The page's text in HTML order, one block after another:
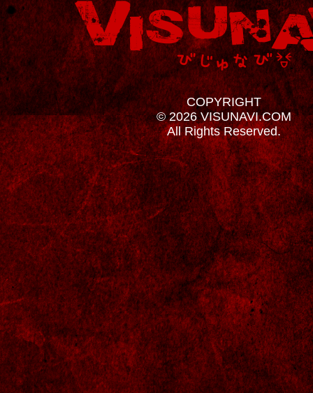
COPYRIGHT
© 2026 VISUNAVI.COM
All Rights Reserved.